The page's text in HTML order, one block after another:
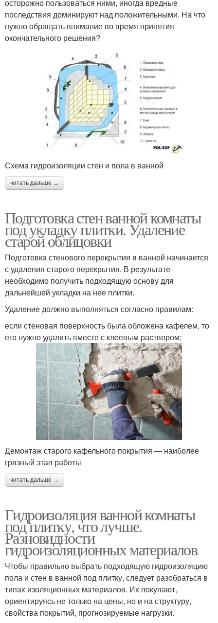
осторожно пользоваться ними, иногда вредные
последствия доминируют над положительными. На что
нужно обращать внимание во время принятия
окончательного решения?
Схема гидроизоляции стен и пола в ванной
читать дальше →
Подготовка стен ванной комнаты
под укладку плитки. Удаление
старой облицовки
Подготовка стенового перекрытия в ванной начинается
с удаления старого перекрытия. В результате
необходимо получить подходящую основу для
дальнейшей укладки на нее плитки.
Удаление должно выполняться согласно правилам:
если стеновая поверхность была обложена кафелем, то
его нужно удалить вместе с клеевым раствором;
Демонтаж старого кафельного покрытия — наиболее
грязный этап работы
читать дальше →
Гидроизоляция ванной комнаты
под плитку, что лучше.
Разновидности
гидроизоляционных материалов
Чтобы правильно выбрать подходящую гидроизоляцию
пола и стен в ванной под плитку, следует разобраться в
типах изоляционных материалов. Их покупают,
ориентируясь не только на цены, но и на структуру,
свойства покрытий, прогнозируемые нагрузки.